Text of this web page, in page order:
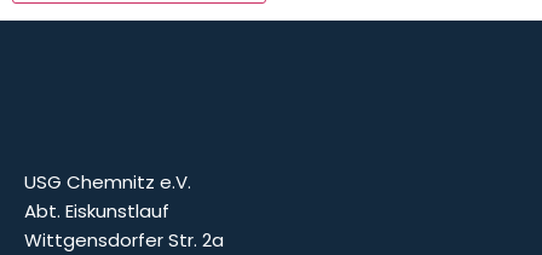
USG Chemnitz e.V.
Abt. Eiskunstlauf
Wittgensdorfer Str. 2a